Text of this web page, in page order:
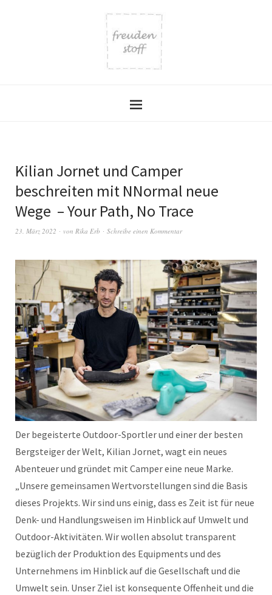
Kilian Jornet und Camper
beschreiten mit NNormal neue
Wege – Your Path, No Trace
23. März 2022 von Rika Erb Schreibe einen Kommentar
Der begeisterte Outdoor-Sportler und einer der besten
Bergsteiger der Welt, Kilian Jornet, wagt ein neues
Abenteuer und gründet mit Camper eine neue Marke.
„Unsere gemeinsamen Wertvorstellungen sind die Basis
dieses Projekts. Wir sind uns einig, dass es Zeit ist für neue
Denk- und Handlungsweisen im Hinblick auf Umwelt und
Outdoor-Aktivitäten. Wir wollen absolut transparent
bezüglich der Produktion des Equipments und des
Unternehmens im Hinblick auf die Gesellschaft und die
Umwelt sein. Unser Ziel ist konsequente Offenheit und die